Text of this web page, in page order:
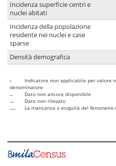
Incidenza superficie centri e
nuclei abitati
Incidenza della popolazione
residente nei nuclei e case
sparse
Densità demografica
-
Indicatore non applicabile per valore
denominatore
..
Dato non ancora disponibile
...
Dato non rilevato
....
La mancanza o esiguità del